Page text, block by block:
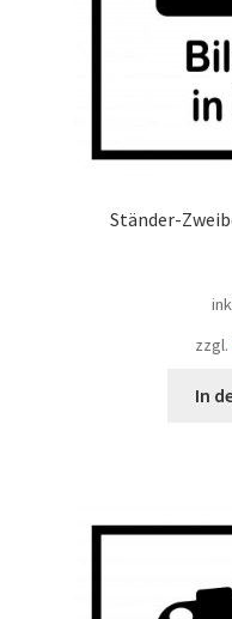
Ständer-
zzgl.
In